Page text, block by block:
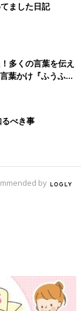
ました日記
多くの言葉を伝え
葉かけ『ふうふう
べき事
by